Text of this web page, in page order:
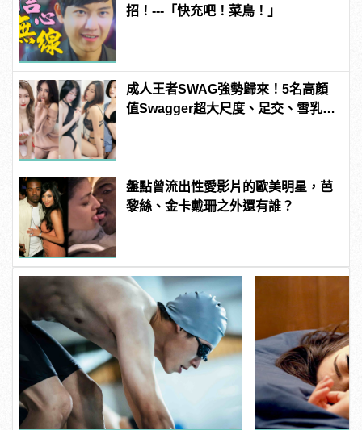
招！---「快充吧！菜鳥！」
成人王者SWAG強勢歸來！5名高顏
值Swagger超大尺度、足交、雪乳、
盤點曾流出性愛影片的歐美明星，芭
黎絲、金卡戴珊之外還有誰？